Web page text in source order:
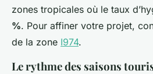
zones tropicales où le taux
%. Pour affiner votre projet,
de la zone I974.
Le rythme des saisons